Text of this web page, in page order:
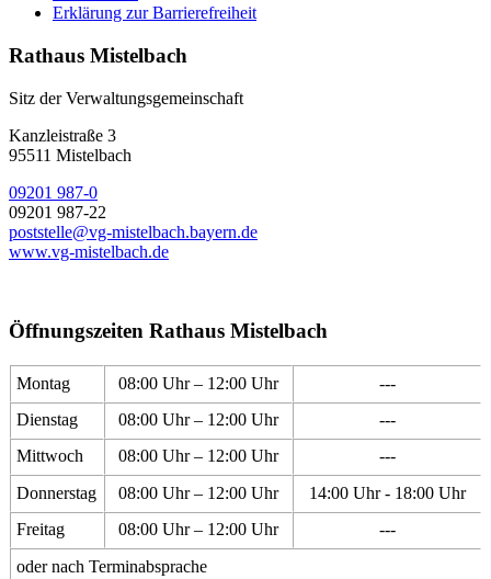
Erklärung zur Barrierefreiheit
Rathaus Mistelbach
Sitz der Verwaltungsgemeinschaft
Kanzleistraße 3
95511 Mistelbach
09201 987-0
09201 987-22
poststelle@vg-mistelbach.bayern.de
www.vg-mistelbach.de
Öffnungszeiten Rathaus Mistelbach
Montag 08:00 Uhr – 12:00 Uhr
---
Dienstag
08:00 Uhr – 12:00 Uhr
---
Mittwoch
08:00 Uhr – 12:00 Uhr
---
Donnerstag
08:00 Uhr – 12:00 Uhr
14:00 Uhr - 18:00 Uhr
Freitag
08:00 Uhr – 12:00 Uhr
---
oder nach Terminabsprache